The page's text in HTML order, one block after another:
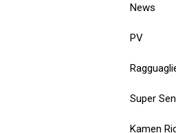
News
PV
Super
Kamen